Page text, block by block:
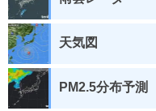
天気図
PM2.5分布予測